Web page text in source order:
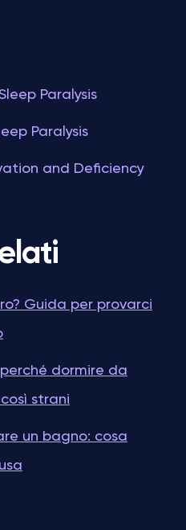
Paralysis
Paralysis
and Deficiency
Guida per provarci
dormire da
strani
un bagno: cosa